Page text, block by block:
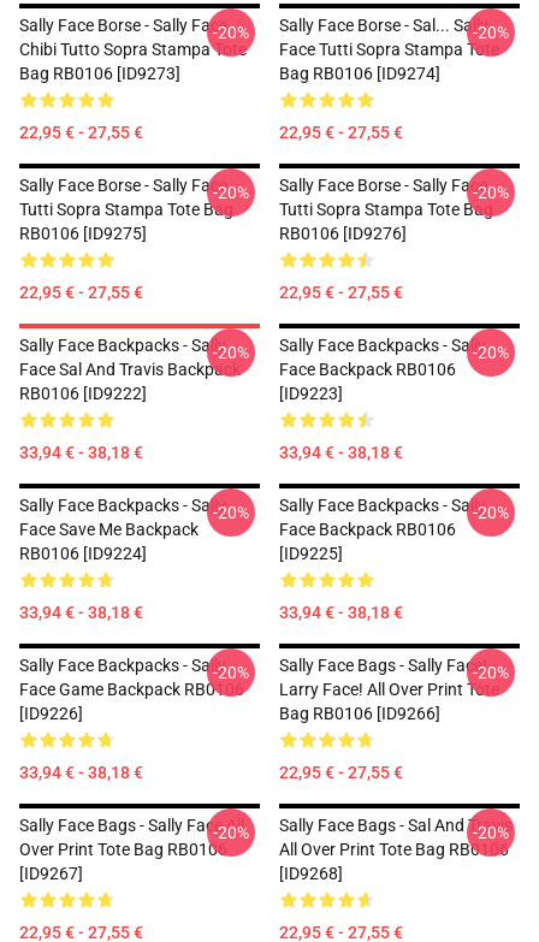
Sally Face Borse - Sally Face
Chibi Tutto Sopra Stampa Tote
Bag RB0106 [ID9273]
22,95 € - 27,55 €
-20%
Sally Face Borse - Sal... Sally
Face Tutti Sopra Stampa Tote
Bag RB0106 [ID9274]
22,95 € - 27,55 €
-20%
Sally Face Borse - Sally Face
Tutti Sopra Stampa Tote Bag
RB0106 [ID9275]
22,95 € - 27,55 €
-20%
Sally Face Borse - Sally Face
Tutti Sopra Stampa Tote Bag
RB0106 [ID9276]
22,95 € - 27,55 €
-20%
Sally Face Backpacks - Sally
Face Sal And Travis Backpack
RB0106 [ID9222]
33,94 € - 38,18 €
-20%
Sally Face Backpacks - Sally
Face Backpack RB0106
[ID9223]
33,94 € - 38,18 €
-20%
Sally Face Backpacks - Sally
Face Save Me Backpack
RB0106 [ID9224]
33,94 € - 38,18 €
-20%
Sally Face Backpacks - Sally
Face Backpack RB0106
[ID9225]
33,94 € - 38,18 €
-20%
Sally Face Backpacks - Sally
Face Game Backpack RB0106
[ID9226]
33,94 € - 38,18 €
-20%
Sally Face Bags - Sally Face! -
Larry Face! All Over Print Tote
Bag RB0106 [ID9266]
22,95 € - 27,55 €
-20%
Sally Face Bags - Sally Face All
Over Print Tote Bag RB0106
[ID9267]
22,95 € - 27,55 €
-20%
Sally Face Bags - Sal And Travis
All Over Print Tote Bag RB0106
[ID9268]
22,95 € - 27,55 €
-20%